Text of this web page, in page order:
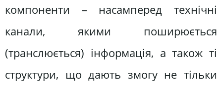
компоненти – насамперед технічні
канали, якими поширюється
(транслюється) інформація, а також ті
структури, що дають змогу не тільки